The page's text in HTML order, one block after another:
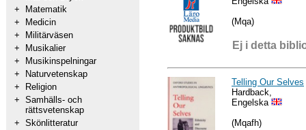
+
Matematik
+
Medicin
+
Militärväsen
+
Musikalier
+
Musikinspelningar
+
Naturvetenskap
+
Religion
+ Samhälls- och
rättsvetenskap
+ Skönlitteratur
(Mqa)
Ej i detta
Telling Our Selves
Hardback,
Engelska
(Mqafh)